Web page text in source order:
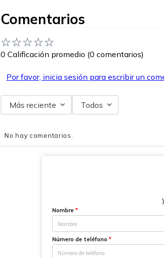
Comentarios
☆☆☆☆☆
0 Calificación promedio (0 comentarios)
Por favor, inicia sesión para escribir un
Más reciente Todos
No hay comentarios.
Nombre *
Número de teléfono *